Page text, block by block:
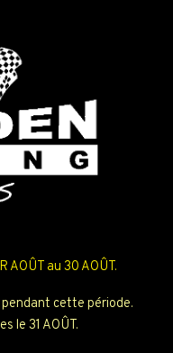
AOÛT au 30 AOÛT.
pendant cette période.
le 31 AOÛT.